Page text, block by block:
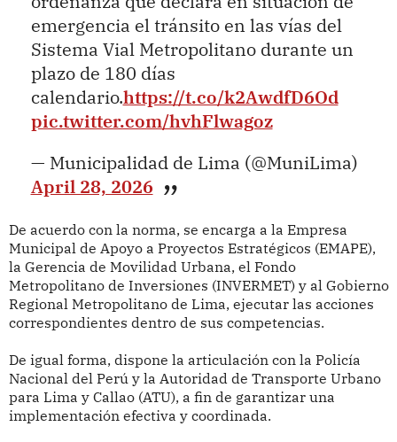
emergencia el tránsito en las vías del
Sistema Vial Metropolitano durante un
plazo de 180 días
calendario.https://t.co/k2AwdfD6Od
pic.twitter.com/hvhFlwagoz
— Municipalidad de Lima (@MuniLima)
April 28, 2026
De acuerdo con la norma, se encarga a la Empresa
Municipal de Apoyo a Proyectos Estratégicos (EMAPE),
la Gerencia de Movilidad Urbana, el Fondo
Metropolitano de Inversiones (INVERMET) y al Gobierno
Regional Metropolitano de Lima, ejecutar las acciones
correspondientes dentro de sus competencias.
De igual forma, dispone la articulación con la Policía
Nacional del Perú y la Autoridad de Transporte Urbano
para Lima y Callao (ATU), a fin de garantizar una
implementación efectiva y coordinada.